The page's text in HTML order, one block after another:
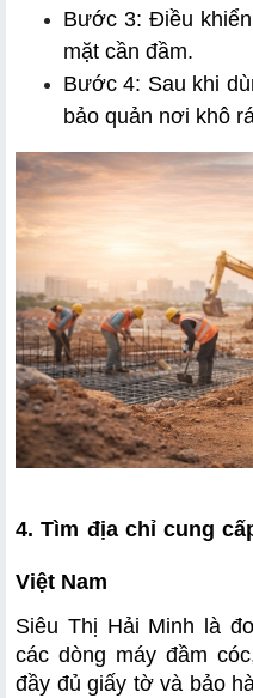
Bước 3: Điều
mặt cần đầm.
Bước 4: Sau khi
bảo quản nơi khô
4. Tìm địa chỉ cung
Việt Nam
Siêu Thị Hải Minh là
các dòng máy đầm
đầy đủ giấy tờ và bảo